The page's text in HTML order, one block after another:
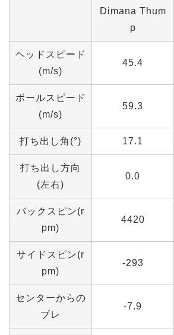
Dimana Thum
p
ヘッドスピード
(m/s)
45.4
ボールスピード
(m/s)
59.3
打ち出し角(°) 17.1
打ち出し方向
(左右)
0.0
バックスピン(r
pm)
4420
サイドスピン(r
pm)
-293
センターからの
ブレ
-7.9